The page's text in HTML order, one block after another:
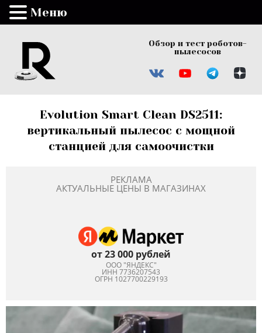
Обзор и тест роботов-
пылесосов
Evolution Smart Clean DS2511:
вертикальный пылесос с мощной
станцией для самоочистки
РЕКЛАМА
АКТУАЛЬНЫЕ ЦЕНЫ В МАГАЗИНАХ
от 23 000 рублей
ООО "ЯНДЕКС"
ИНН 7736207543
ОГРН 1027700229193
Меню